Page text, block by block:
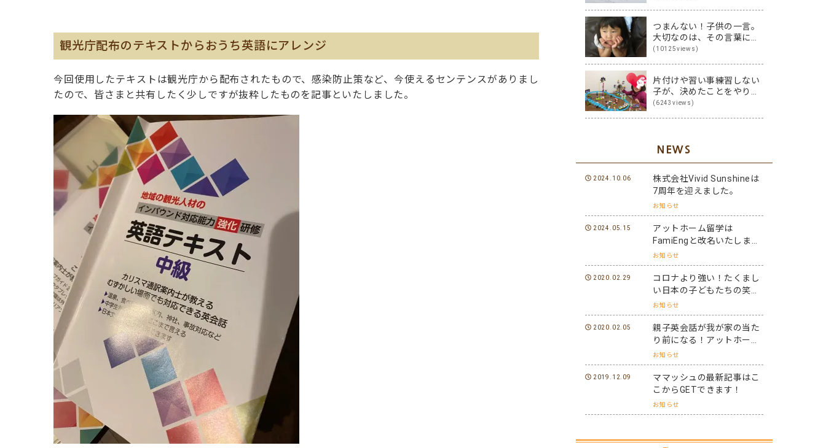
観光庁配布のテキストからおうち英語にアレンジ
今回使用したテキストは観光庁から配布されたもので、感染防止策など、今使えるセンテンスがありまし
たので、皆さまと共有したく少しですが抜粋したものを記事といたしました。
つまんない！子供の一言。
大切なのは、その言葉に隠
された裏の本音です
(10125views)
片付けや習い事練習しない
子が、決めたことをやり切
る子に変身！その方法は？
(6243views)
NEWS
2024.10.06
株式会社Vivid Sunshineは
7周年を迎えました。
お知らせ
2024.05.15
アットホーム留学は
FamiEngと改名いたしまし
た。
お知らせ
2020.02.29
コロナより強い！たくまし
い日本の子どもたちの笑顔
と元気を世界に届けよう！
お知らせ
2020.02.05
親子英会話が我が家の当た
り前になる！アットホーム
留学パフォーマーになろ
う！
お知らせ
2019.12.09
ママッシュの最新記事はこ
こからGETできます！
お知らせ